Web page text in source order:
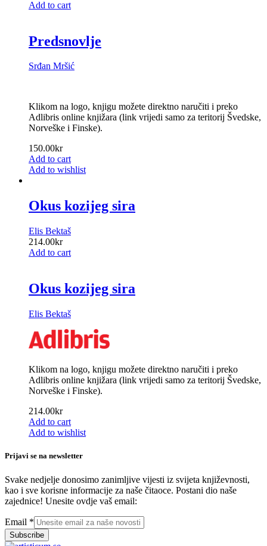
Add to cart
Predsnovlje
Srđan Mršić
Klikom na logo, knjigu možete direktno naručiti i preko
Adlibris online knjižara (link vrijedi samo za teritorij Švedske,
Norveške i Finske).
150.00kr
Add to cart
Add to wishlist
Okus kozijeg sira
Elis Bektaš
214.00kr
Add to cart
Okus kozijeg sira
Elis Bektaš
Klikom na logo, knjigu možete direktno naručiti i preko
Adlibris online knjižara (link vrijedi samo za teritorij Švedske,
Norveške i Finske).
214.00kr
Add to cart
Add to wishlist
Prijavi se na newsletter
Svake nedjelje donosimo zanimljive vijesti iz svijeta književnosti,
kao i sve korisne informacije za naše čitaoce. Postani dio naše
zajednice! Unesite ovdje vaš email:
Email *
Subscribe